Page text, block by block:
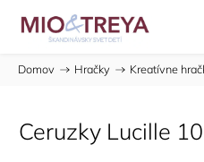
Domov / Hračky / Kreatívne
Ceruzky Lucille